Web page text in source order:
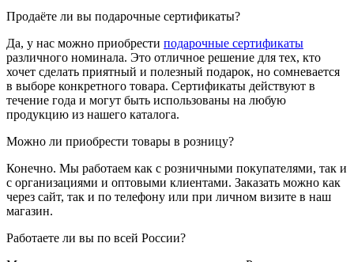
Продаёте ли вы подарочные сертификаты?
Да, у нас можно приобрести подарочные сертификаты
различного номинала. Это отличное решение для тех, кто
хочет сделать приятный и полезный подарок, но сомневается
в выборе конкретного товара. Сертификаты действуют в
течение года и могут быть использованы на любую
продукцию из нашего каталога.
Можно ли приобрести товары в розницу?
Конечно. Мы работаем как с розничными покупателями, так и
с организациями и оптовыми клиентами. Заказать можно как
через сайт, так и по телефону или при личном визите в наш
магазин.
Работаете ли вы по всей России?